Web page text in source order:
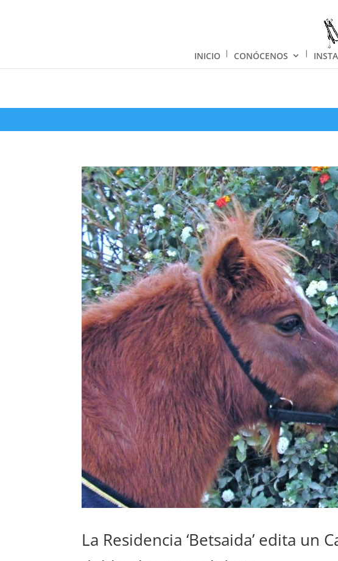
INICIO CONÓCENOS
La Residencia ‘Betsaida’ edita un